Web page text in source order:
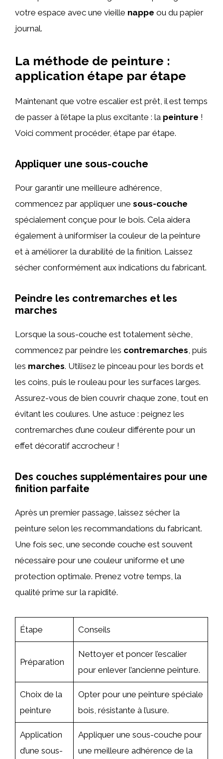
votre espace avec une vieille nappe ou du papier
journal.
La méthode de peinture :
application étape par étape
Maintenant que votre escalier est prêt, il est temps
de passer à l’étape la plus excitante : la peinture !
Voici comment procéder, étape par étape.
Appliquer une sous-couche
Pour garantir une meilleure adhérence,
commencez par appliquer une sous-couche
spécialement conçue pour le bois. Cela aidera
également à uniformiser la couleur de la peinture
et à améliorer la durabilité de la finition. Laissez
sécher conformément aux indications du fabricant.
Peindre les contremarches et les
marches
Lorsque la sous-couche est totalement sèche,
commencez par peindre les contremarches, puis
les marches. Utilisez le pinceau pour les bords et
les coins, puis le rouleau pour les surfaces larges.
Assurez-vous de bien couvrir chaque zone, tout en
évitant les coulures. Une astuce : peignez les
contremarches d’une couleur différente pour un
effet décoratif accrocheur !
Des couches supplémentaires pour une
finition parfaite
Après un premier passage, laissez sécher la
peinture selon les recommandations du fabricant.
Une fois sec, une seconde couche est souvent
nécessaire pour une couleur uniforme et une
protection optimale. Prenez votre temps, la
qualité prime sur la rapidité.
Étape Conseils
Préparation
Nettoyer et poncer l’escalier
pour enlever l’ancienne peinture.
Choix de la
peinture
Opter pour une peinture spéciale
bois, résistante à l’usure.
Application
d’une sous-
Appliquer une sous-couche pour
une meilleure adhérence de la